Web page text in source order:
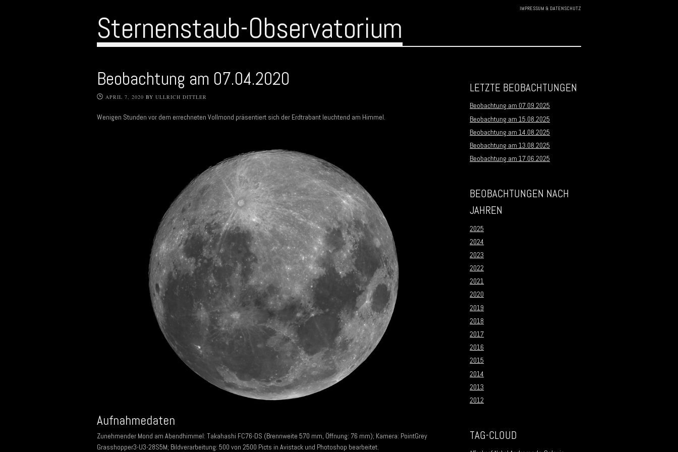
IMPRESSUM & DATENSCHUTZ
Sternenstaub-Observatorium
Beobachtung am 07.04.2020
APRIL 7, 2020 BY ULLRICH DITTLER
Wenigen Stunden vor dem errechneten Vollmond präsentiert sich der Erdtrabant leuchtend am Himmel.
Aufnahmedaten
Zunehmender Mond am Abendhimmel: Takahashi FC76-DS (Brennweite 570 mm, Öffnung: 76 mm); Kamera: PointGrey
Grasshopper3-U3-28S5M; Bildverarbeitung: 500 von 2500 Picts in Avistack und Photoshop bearbeitet.
LETZTE BEOBACHTUNGEN
Beobachtung am 07.09.2025
Beobachtung am 15.08.2025
Beobachtung am 14.08.2025
Beobachtung am 13.08.2025
Beobachtung am 17.06.2025
BEOBACHTUNGEN NACH
JAHREN
2025
2024
2023
2022
2021
2020
2019
2018
2017
2016
2015
2014
2013
2012
TAG-CLOUD